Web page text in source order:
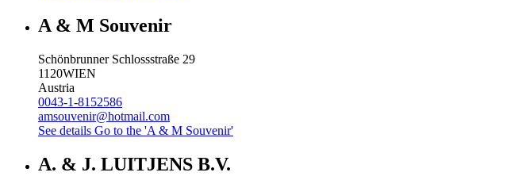
A & M Souvenir
Schönbrunner Schlossstraße 29
1120WIEN
Austria
0043-1-8152586
amsouvenir@hotmail.com
See details Go to the 'A & M Souvenir'
A. & J. LUITJENS B.V.